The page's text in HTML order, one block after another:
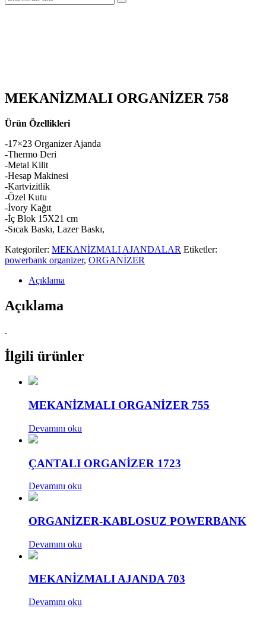
MEKANİZMALI ORGANİZER 758
Ürün Özellikleri
-17×23 Organizer Ajanda
-Thermo Deri
-Metal Kilit
-Hesap Makinesi
-Kartvizitlik
-Özel Kutu
-İvory Kağıt
-İç Blok 15X21 cm
-Sıcak Baskı, Lazer Baskı,
Kategoriler: MEKANİZMALI AJANDALAR Etiketler:
powerbank organizer, ORGANİZER
Açıklama
Açıklama
.
İlgili ürünler
MEKANİZMALI ORGANİZER 755
Devamını oku
ÇANTALI ORGANİZER 1723
Devamını oku
ORGANİZER-KABLOSUZ POWERBANK
Devamını oku
MEKANİZMALI AJANDA 703
Devamını oku